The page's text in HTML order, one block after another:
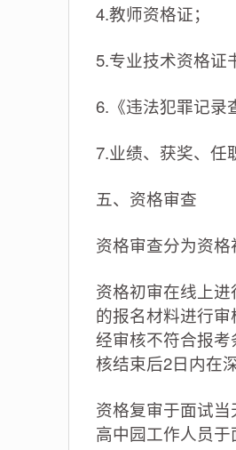
4.教师资格证；
5.专业技术资格证
6.《违法犯罪记录
7.业绩、获奖、任
五、资格审查
资格审查分为资格
资格初审在线上
的报名材料进行
经审核不符合报
核结束后2日内在
资格复审于面试
高中园工作人员